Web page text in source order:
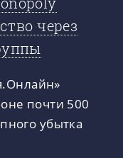
через
почти 500
убытка